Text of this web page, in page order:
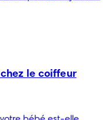
le coiffeur